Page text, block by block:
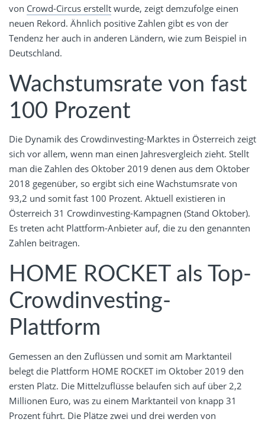
von Crowd-Circus erstellt wurde, zeigt demzufolge einen
neuen Rekord. Ähnlich positive Zahlen gibt es von der
Tendenz her auch in anderen Ländern, wie zum Beispiel in
Deutschland.
Wachstumsrate von fast
100 Prozent
Die Dynamik des Crowdinvesting-Marktes in Österreich zeigt
sich vor allem, wenn man einen Jahresvergleich zieht. Stellt
man die Zahlen des Oktober 2019 denen aus dem Oktober
2018 gegenüber, so ergibt sich eine Wachstumsrate von
93,2 und somit fast 100 Prozent. Aktuell existieren in
Österreich 31 Crowdinvesting-Kampagnen (Stand Oktober).
Es treten acht Plattform-Anbieter auf, die zu den genannten
Zahlen beitragen.
HOME ROCKET als Top-
Crowdinvesting-
Plattform
Gemessen an den Zuflüssen und somit am Marktanteil
belegt die Plattform HOME ROCKET im Oktober 2019 den
ersten Platz. Die Mittelzuflüsse belaufen sich auf über 2,2
Millionen Euro, was zu einem Marktanteil von knapp 31
Prozent führt. Die Plätze zwei und drei werden von